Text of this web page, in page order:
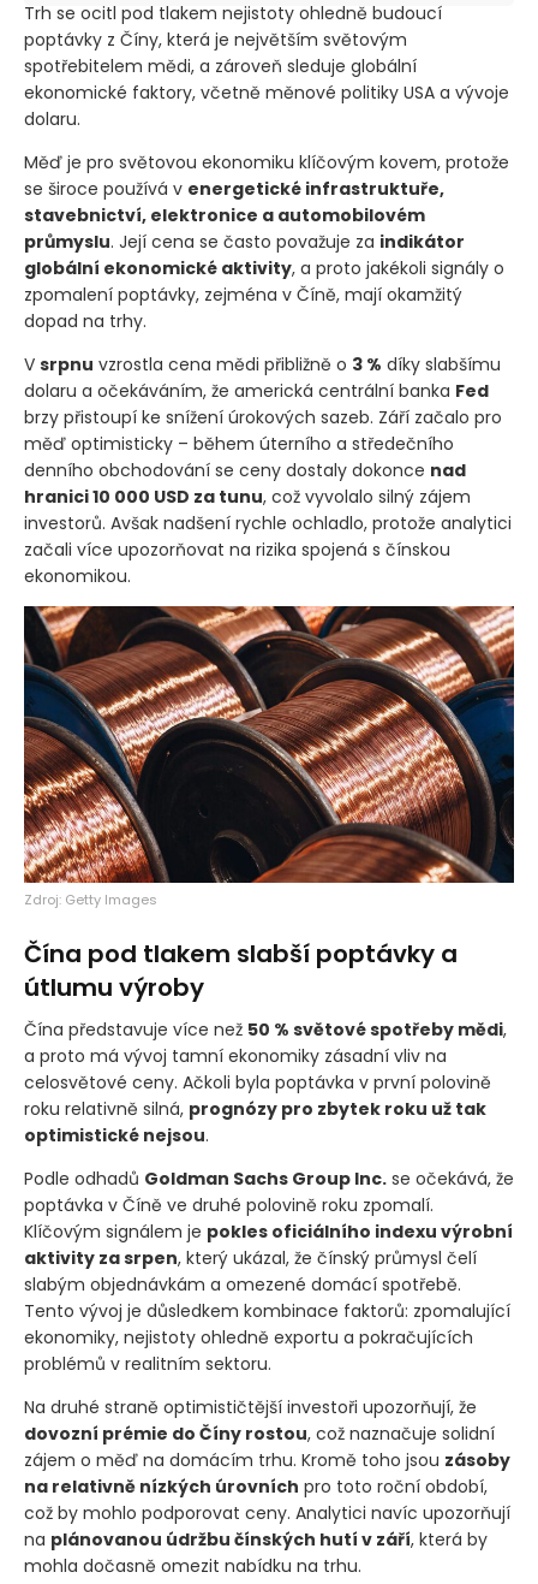
Trh se ocitl pod tlakem nejistoty ohledně budoucí
poptávky z Číny, která je největším světovým
spotřebitelem mědi, a zároveň sleduje globální
ekonomické faktory, včetně měnové politiky USA a vývoje
dolaru.
Měď je pro světovou ekonomiku klíčovým kovem, protože
se široce používá v energetické infrastruktuře,
stavebnictví, elektronice a automobilovém
průmyslu. Její cena se často považuje za indikátor
globální ekonomické aktivity, a proto jakékoli signály o
zpomalení poptávky, zejména v Číně, mají okamžitý
dopad na trhy.
V srpnu vzrostla cena mědi přibližně o 3 % díky slabšímu
dolaru a očekáváním, že americká centrální banka Fed
brzy přistoupí ke snížení úrokových sazeb. Září začalo pro
měď optimisticky – během úterního a středečního
denního obchodování se ceny dostaly dokonce nad
hranici 10 000 USD za tunu, což vyvolalo silný zájem
investorů. Avšak nadšení rychle ochladlo, protože analytici
začali více upozorňovat na rizika spojená s čínskou
ekonomikou.
Zdroj: Getty Images
Čína pod tlakem slabší poptávky a
útlumu výroby
Čína představuje více než 50 % světové spotřeby mědi,
a proto má vývoj tamní ekonomiky zásadní vliv na
celosvětové ceny. Ačkoli byla poptávka v první polovině
roku relativně silná, prognózy pro zbytek roku už tak
optimistické nejsou.
Podle odhadů Goldman Sachs Group Inc. se očekává, že
poptávka v Číně ve druhé polovině roku zpomalí.
Klíčovým signálem je pokles oficiálního indexu výrobní
aktivity za srpen, který ukázal, že čínský průmysl čelí
slabým objednávkám a omezené domácí spotřebě.
Tento vývoj je důsledkem kombinace faktorů: zpomalující
ekonomiky, nejistoty ohledně exportu a pokračujících
problémů v realitním sektoru.
Na druhé straně optimističtější investoři upozorňují, že
dovozní prémie do Číny rostou, což naznačuje solidní
zájem o měď na domácím trhu. Kromě toho jsou zásoby
na relativně nízkých úrovních pro toto roční období,
což by mohlo podporovat ceny. Analytici navíc upozorňují
na plánovanou údržbu čínských hutí v září, která by
mohla dočasně omezit nabídku na trhu.